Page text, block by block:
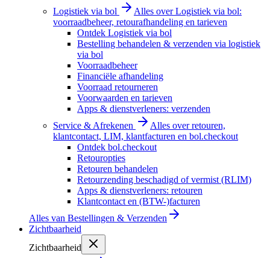
Logistiek via bol
Alles over Logistiek via bol:
voorraadbeheer, retourafhandeling en tarieven
Ontdek Logistiek via bol
Bestelling behandelen & verzenden via logistiek
via bol
Voorraadbeheer
Financiële afhandeling
Voorraad retourneren
Voorwaarden en tarieven
Apps & dienstverleners: verzenden
Service & Afrekenen
Alles over retouren,
klantcontact, LIM, klantfacturen en bol.checkout
Ontdek bol.checkout
Retouropties
Retouren behandelen
Retourzending beschadigd of vermist (RLIM)
Apps & dienstverleners: retouren
Klantcontact en (BTW-)facturen
Alles van Bestellingen & Verzenden
Zichtbaarheid
Zichtbaarheid